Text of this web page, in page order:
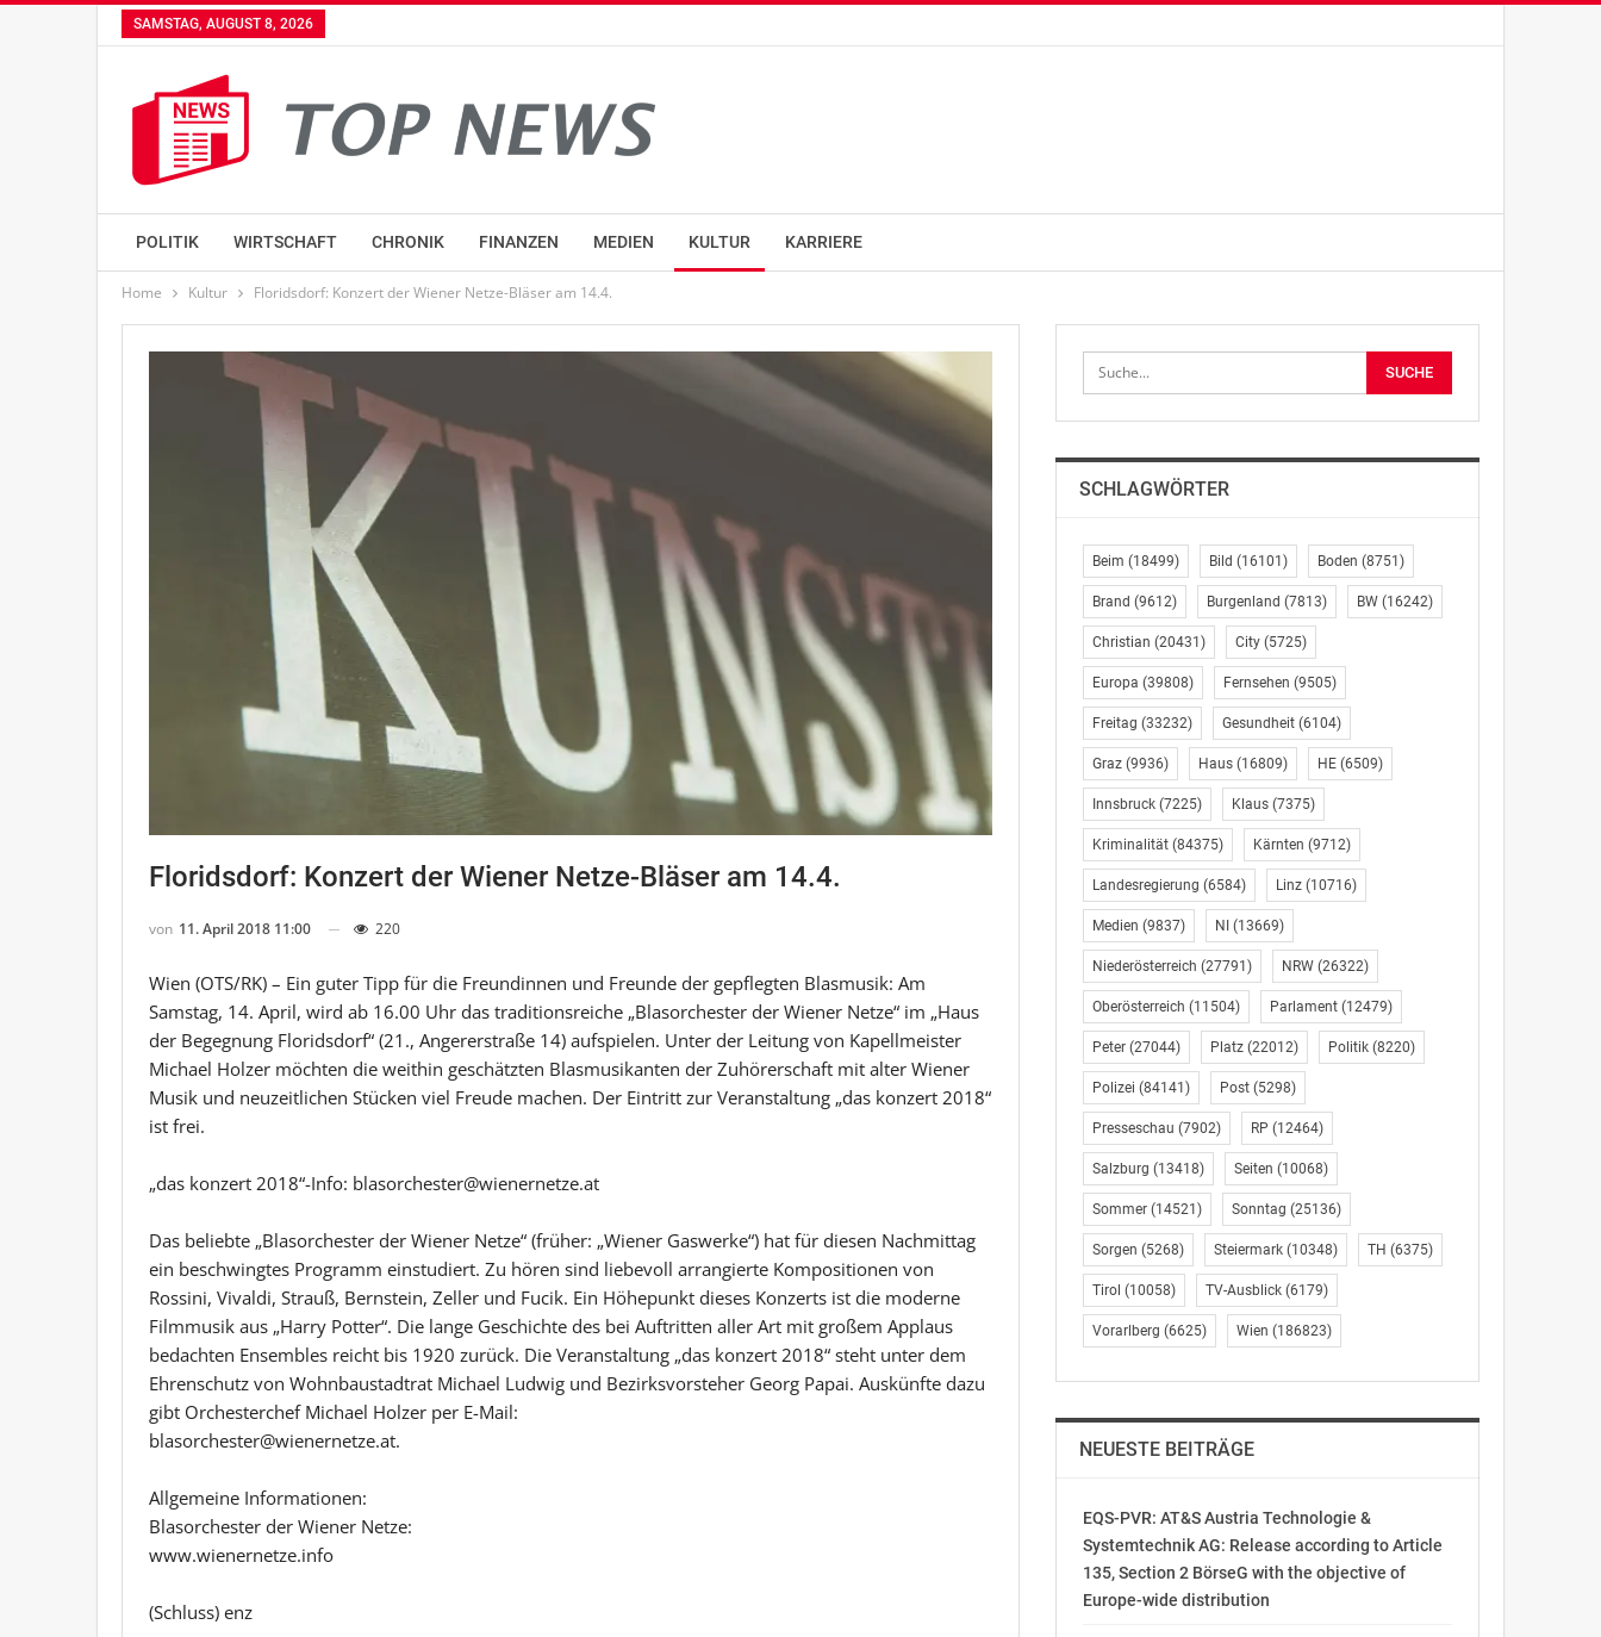
SAMSTAG, AUGUST 8, 2026
POLITIK WIRTSCHAFT CHRONIK FINANZEN MEDIEN KULTUR KARRIERE
Home Kultur Floridsdorf: Konzert der Wiener Netze-Bläser am 14.4.
Floridsdorf: Konzert der Wiener Netze-Bläser am 14.4.
von 11. April 2018 11:00 220
Wien (OTS/RK) – Ein guter Tipp für die Freundinnen und Freunde der gepflegten Blasmusik: Am
Samstag, 14. April, wird ab 16.00 Uhr das traditionsreiche „Blasorchester der Wiener Netze“ im „Haus
der Begegnung Floridsdorf“ (21., Angererstraße 14) aufspielen. Unter der Leitung von Kapellmeister
Michael Holzer möchten die weithin geschätzten Blasmusikanten der Zuhörerschaft mit alter Wiener
Musik und neuzeitlichen Stücken viel Freude machen. Der Eintritt zur Veranstaltung „das konzert 2018“
ist frei.
„das konzert 2018“-Info: blasorchester@wienernetze.at
Das beliebte „Blasorchester der Wiener Netze“ (früher: „Wiener Gaswerke“) hat für diesen Nachmittag
ein beschwingtes Programm einstudiert. Zu hören sind liebevoll arrangierte Kompositionen von
Rossini, Vivaldi, Strauß, Bernstein, Zeller und Fucik. Ein Höhepunkt dieses Konzerts ist die moderne
Filmmusik aus „Harry Potter“. Die lange Geschichte des bei Auftritten aller Art mit großem Applaus
bedachten Ensembles reicht bis 1920 zurück. Die Veranstaltung „das konzert 2018“ steht unter dem
Ehrenschutz von Wohnbaustadtrat Michael Ludwig und Bezirksvorsteher Georg Papai. Auskünfte dazu
gibt Orchesterchef Michael Holzer per E-Mail:
blasorchester@wienernetze.at.
Allgemeine Informationen:
Blasorchester der Wiener Netze:
www.wienernetze.info
(Schluss) enz
SCHLAGWÖRTER
Beim (18499) Bild (16101) Boden (8751)
Brand (9612) Burgenland (7813) BW(16242)
Christian (20431) City(5725)
Europa (39808) Fernsehen (9505)
Freitag (33232) Gesundheit(6104)
Graz(9936) Haus(16809) HE(6509)
Innsbruck(7225) Klaus(7375)
Kriminalität(84375) Kärnten (9712)
Landesregierung (6584) Linz(10716)
Medien (9837) NI (13669)
Niederösterreich (27791) NRW(26322)
Oberösterreich (11504) Parlament(12479)
Peter(27044) Platz(22012) Politik(8220)
Polizei (84141) Post(5298)
Presseschau (7902) RP (12464)
Salzburg (13418) Seiten (10068)
Sommer(14521) Sonntag (25136)
Sorgen (5268) Steiermark(10348) TH (6375)
Tirol (10058) TV-Ausblick(6179)
Vorarlberg (6625) Wien (186823)
NEUESTE BEITRÄGE
EQS-PVR: AT&S Austria Technologie &
Systemtechnik AG: Release according to Article
135, Section 2 BörseG with the objective of
Europe-wide distribution